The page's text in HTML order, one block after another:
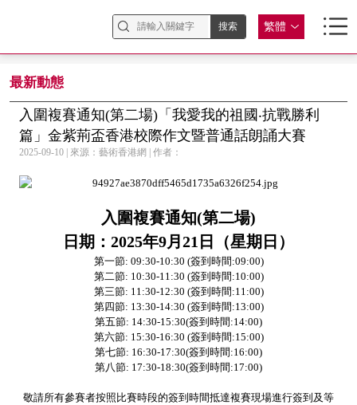
繁體
最新動態
入圍複賽通知(第二場)「我愛我的祖國‧抗戰勝利
篇」金紫荊盃香港校際作文暨普通話朗誦大賽
2025-09-10 | 來源：藝術香港網 | 作者：
入圍複賽通知(第二場)
日期： 2025年9月 21 日（星期日）
第一節: 09:30-10:30 (簽到時間 :09:00)
第二節: 10:30-11:30 (簽到時間 :10:00)
第三節: 11:30-12:30 (簽到時間 :11:00)
第四節: 13:30-14:30 (簽到時間 :13:00)
第五節: 14:30-15:30(簽到時間 :14:00)
第六節: 15:30-16:30 (簽到時間 :15:00)
第七節: 16:30-17:30(簽到時間 :16:00)
第八節: 17:30-18:30(簽到時間 :17:00)
敬請所有參賽者按照比賽時段的簽到時間抵達複賽現場進行簽到及等